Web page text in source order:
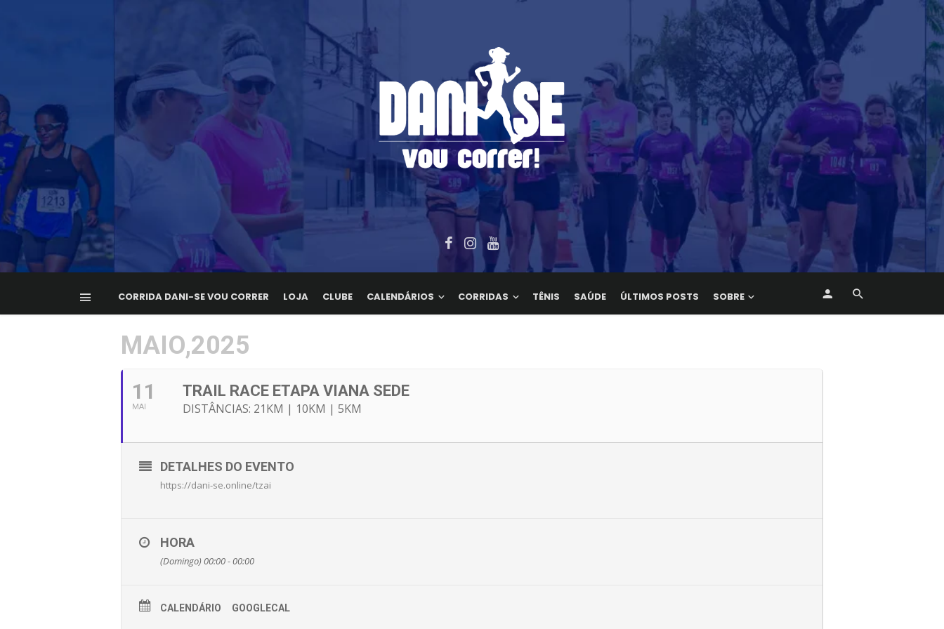
CORRIDA DANI-SE VOU CORRER LOJA CLUBE CALENDÁRIOS CORRIDAS TÊNIS SAÚDE ÚLTIMOS POSTS SOBRE
MAIO,2025
11
MAI
TRAIL RACE ETAPA VIANA SEDE
DISTÂNCIAS: 21KM | 10KM | 5KM
DETALHES DO EVENTO
https://dani-se.online/tzai
HORA
(Domingo) 00:00 - 00:00
CALENDÁRIO GOOGLECAL